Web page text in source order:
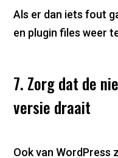
Als er dan iets fout
en plugin files weer
7. Zorg dat de
versie draait
Ook van WordPress